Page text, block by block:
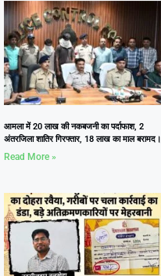
आमला में 20 लाख की नकबजनी का पर्दाफाश, 2
अंतरजिला शातिर गिरफ्तार, 18 लाख का माल बरामद।
Read More »